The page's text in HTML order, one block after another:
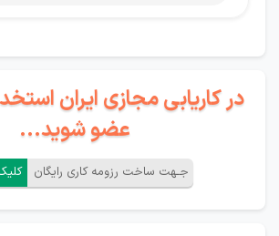
در کاریابی مجازی ایران
عضو شوید...
جـهت ساخت رزومه کاری رایگان